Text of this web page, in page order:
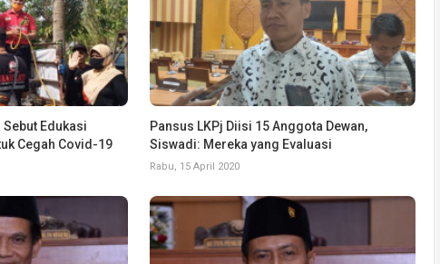
Sebut Edukasi
Cegah Covid-19
Pansus LKPj Diisi 15 Anggota Dewan,
Siswadi: Mereka yang Evaluasi
Rabu, 15 April 2020